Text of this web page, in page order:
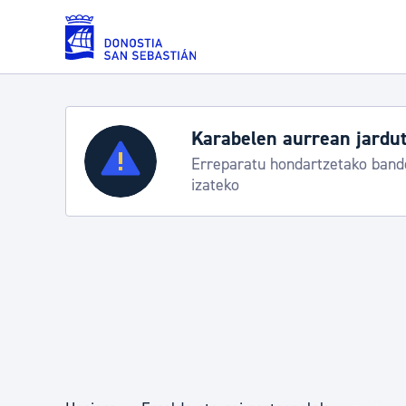
Eduki nagusira joan
Zerbitzuak
Errolda eta gai pertsonalak
Karabelen aurrean
Erreparatu hondartzetako
izateko